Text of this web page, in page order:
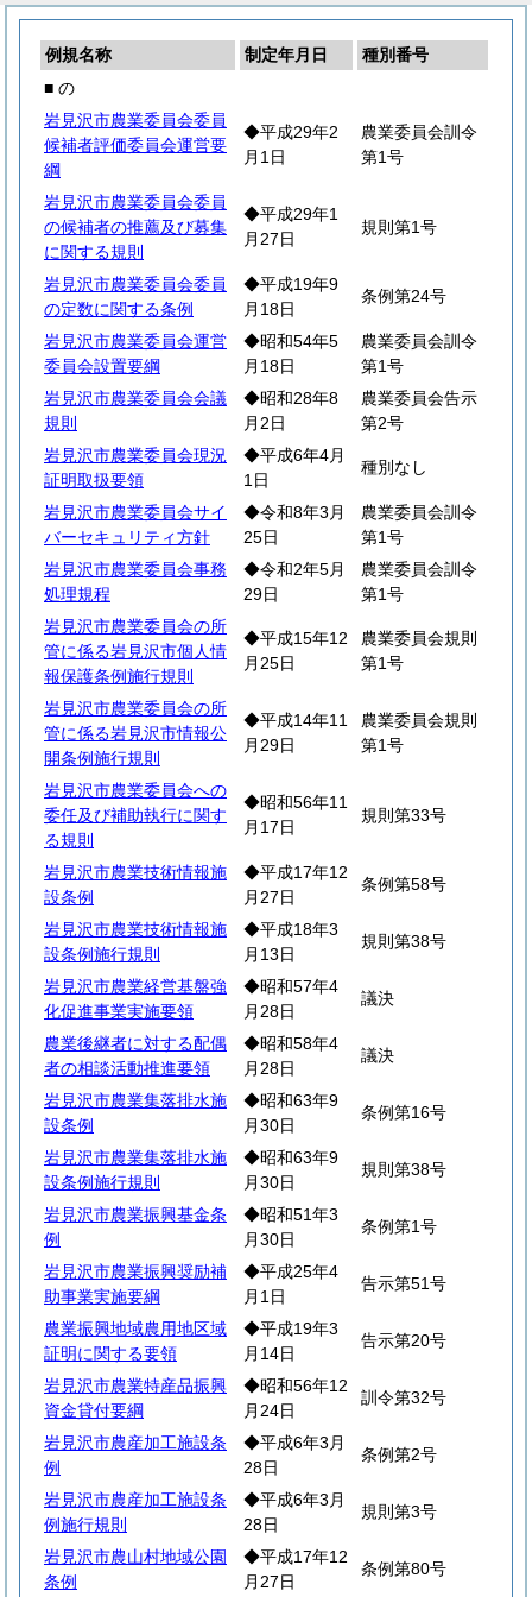
例規名称 制定年月日
種別番号
■ の
岩見沢市農業委員会委員
候補者評価委員会運営要
綱
◆平成29年2
月1日
農業委員会訓令
第1号
岩見沢市農業委員会委員
の候補者の推薦及び募集
に関する規則
◆平成29年1
月27日
規則第1号
岩見沢市農業委員会委員
の定数に関する条例
◆平成19年9
月18日
条例第24号
岩見沢市農業委員会運営
委員会設置要綱
◆昭和54年5
月18日
農業委員会訓令
第1号
岩見沢市農業委員会会議
規則
◆昭和28年8
月2日
農業委員会告示
第2号
岩見沢市農業委員会現況
証明取扱要領
◆平成6年4月
1日
種別なし
岩見沢市農業委員会サイ
バーセキュリティ方針
◆令和8年3月
25日
農業委員会訓令
第1号
岩見沢市農業委員会事務
処理規程
◆令和2年5月
29日
農業委員会訓令
第1号
岩見沢市農業委員会の所
管に係る岩見沢市個人情
報保護条例施行規則
◆平成15年12
月25日
農業委員会規則
第1号
岩見沢市農業委員会の所
管に係る岩見沢市情報公
開条例施行規則
◆平成14年11
月29日
農業委員会規則
第1号
岩見沢市農業委員会への
委任及び補助執行に関す
る規則
◆昭和56年11
月17日
規則第33号
岩見沢市農業技術情報施
設条例
◆平成17年12
月27日
条例第58号
岩見沢市農業技術情報施
設条例施行規則
◆平成18年3
月13日
規則第38号
岩見沢市農業経営基盤強
化促進事業実施要領
◆昭和57年4
月28日
議決
農業後継者に対する配偶
者の相談活動推進要領
◆昭和58年4
月28日
議決
岩見沢市農業集落排水施
設条例
◆昭和63年9
月30日
条例第16号
岩見沢市農業集落排水施
設条例施行規則
◆昭和63年9
月30日
規則第38号
岩見沢市農業振興基金条
例
◆昭和51年3
月30日
条例第1号
岩見沢市農業振興奨励補
助事業実施要綱
◆平成25年4
月1日
告示第51号
農業振興地域農用地区域
証明に関する要領
◆平成19年3
月14日
告示第20号
岩見沢市農業特産品振興
資金貸付要綱
◆昭和56年12
月24日
訓令第32号
岩見沢市農産加工施設条
例
◆平成6年3月
28日
条例第2号
岩見沢市農産加工施設条
例施行規則
◆平成6年3月
28日
規則第3号
岩見沢市農山村地域公園
条例
◆平成17年12
月27日
条例第80号